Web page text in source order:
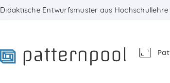
to
Didaktische Entwurfsmuster aus